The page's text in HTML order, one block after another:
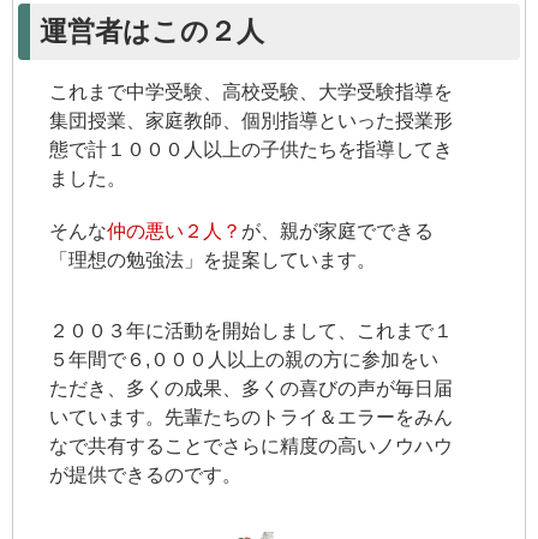
運営者はこの２人
これまで中学受験、高校受験、大学受験指導を
集団授業、家庭教師、個別指導といった授業形
態で計１０００人以上の子供たちを指導してき
ました。
そんな仲の悪い２人？ が、親が家庭でできる
「理想の勉強法」を提案しています。
２００３年に活動を開始しまして、これまで１
５年間で６,０００人以上の親の方に参加をい
ただき、多くの成果、多くの喜びの声が毎日届
いています。先輩たちのトライ＆エラーをみん
なで共有することでさらに精度の高いノウハウ
が提供できるのです。